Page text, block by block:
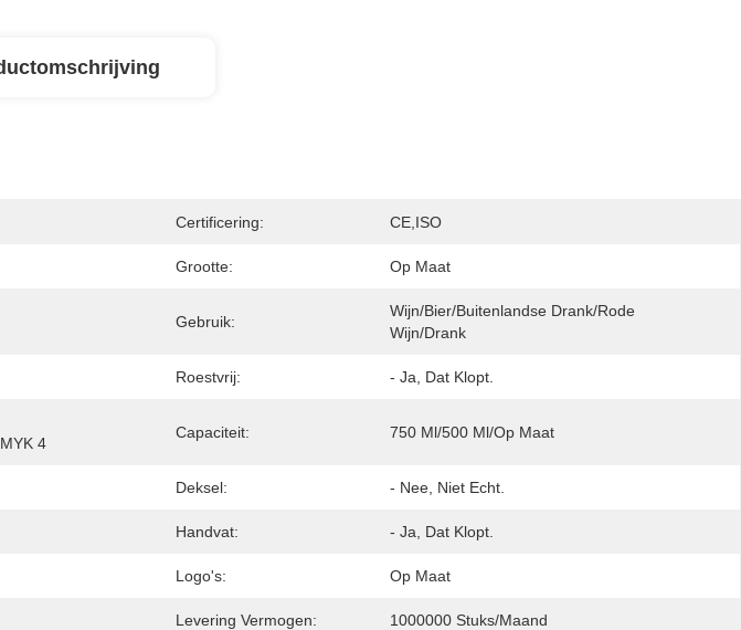
Certificering: CE,ISO
Grootte: Op Maat
Gebruik:
Wijn/bier/buitenlandse Drank/rode
Wijn/drank
Roestvrij: - Ja, Dat Klopt.
4
Capaciteit: 750 Ml/500 Ml/op Maat
Deksel: - Nee, Niet Echt.
Handvat: - Ja, Dat Klopt.
Logo's: Op Maat
Levering Vermogen: 1000000 Stuks/maand